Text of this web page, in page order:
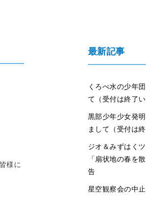
様に
最新記事
くろべ水の少年
て（受付は終了い
黒部少年少女発
まして（受付は
ジオ＆みずはく
「扇状地の春を
告
星空観察会の中